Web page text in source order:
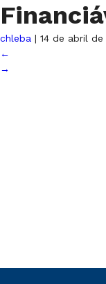
chleba | 14 de abril de
←
→